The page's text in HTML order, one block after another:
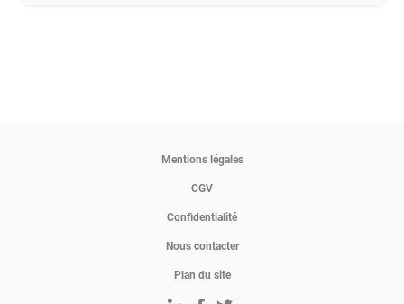
Mentions légales
CGV
Confidentialité
Nous contacter
Plan du site